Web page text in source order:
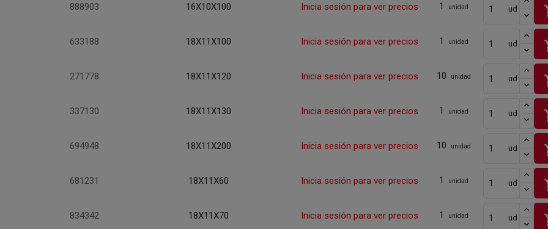
888903 16X10X100 Inicia sesión para ver precios 1 unidad ud
633188 18X11X100 Inicia sesión para ver precios 1 unidad ud
271778 18X11X120 Inicia sesión para ver precios 10 unidad ud
337130 18X11X130 Inicia sesión para ver precios 1 unidad ud
694948 18X11X200 Inicia sesión para ver precios 10 unidad ud
681231 18X11X60 Inicia sesión para ver precios 1 unidad ud
834342 18X11X70 Inicia sesión para ver precios 1 unidad ud